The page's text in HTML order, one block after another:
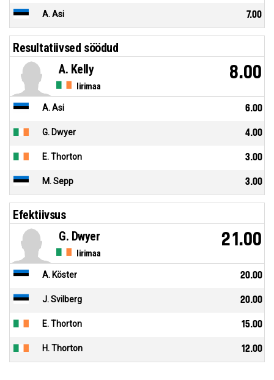
A. Asi 7.00
Resultatiivsed söödud
Iirimaa
A. Kelly 8.00
A. Asi 6.00
G. Dwyer 4.00
E. Thorton 3.00
M. Sepp 3.00
Efektiivsus
Iirimaa
G. Dwyer 21.00
A. Köster 20.00
J. Svilberg 20.00
E. Thorton 15.00
H. Thorton 12.00